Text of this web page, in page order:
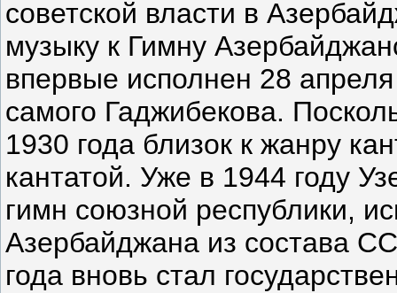
советской власти в
музыку к Гимну
впервые исполнен 28
самого Гаджибекова.
1930 года близок к жанру
кантатой. Уже в 1944 году
гимн союзной республики,
Азербайджана из состава
года вновь стал